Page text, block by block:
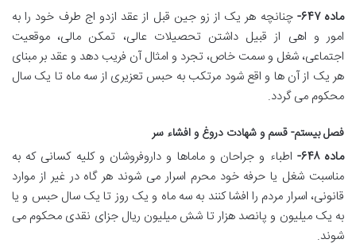
ماده ۶۴۷-
چنانچه هر یک از زو جین قبل از عقد ازدو اج طرف خود را به
امور و اهی از قبیل داشتن تحصیلات عالی، تمکن مالی، موقعیت
اجتماعی، شغل و سمت خاص، تجرد و امثال آن فریب دهد و عقد بر مبنای
هر یک از آن ها و اقع شود مرتکب به حبس تعزیری از سه ماه تا یک سال
محکوم می گردد.
فصل بیستم- قسم و شهادت دروغ و افشاء سر
ماده ۶۴۸-
اطباء و جراحان و ماماها و داروفروشان و کلیه کسانی که به
مناسبت شغل یا حرفه خود محرم اسرار می شوند هر گاه در غیر از موارد
قانونی، اسرار مردم را افشا کنند به سه ماه و یک روز تا یک سال حبس و یا
به یک میلیون و پانصد هزار تا شش میلیون ریال جزای نقدی محکوم می
شوند.